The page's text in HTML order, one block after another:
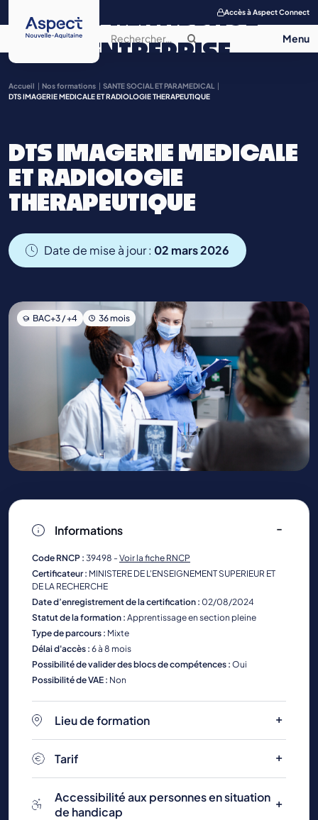
Accès à Aspect Connect
APPRENTISSAGE
ENTREPRISE
SALON DE
CONTACT
Accueil Nos formations
SANTE SOCIAL ET PARAMEDICAL
DTS IMAGERIE MEDICALE ET RADIOLOGIE THERAPEUTIQUE
DTS IMAGERIE MEDICALE
ET RADIOLOGIE
THERAPEUTIQUE
Date de mise à jour : 02 mars 2026
BAC+3 / +4 36 mois
Informations
Code RNCP : 39498 - Voir la fiche RNCP
Certificateur : MINISTERE DE L'ENSEIGNEMENT SUPERIEUR ET
DE LA RECHERCHE
Date d’enregistrement de la certification : 02/08/2024
Statut de la formation : Apprentissage en section pleine
Type de parcours : Mixte
Délai d'accès : 6 à 8 mois
Possibilité de valider des blocs de compétences : Oui
Possibilité de VAE : Non
Lieu de formation
Tarif
Accessibilité aux personnes en situation
de handicap